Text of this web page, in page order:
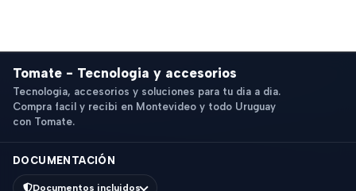
Tomate - Tecnologia y accesorios
Tecnologia, accesorios y soluciones para tu dia a dia.
Compra facil y recibi en Montevideo y todo Uruguay
con Tomate.
DOCUMENTACIÓN
Documentos incluidos